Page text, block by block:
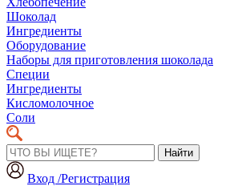
Шоколад
Ингредиенты
Оборудование
Наборы для приготовления шоколада
Специи
Ингредиенты
Кисломолочное
Соли
Найти
Вход /Регистрация